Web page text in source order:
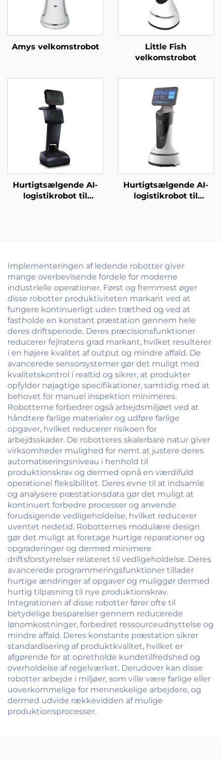
Amys velkomstrobot
Little Fish
velkomstrobot
Hurtigtsælgende AI-
logistikrobot til
Hurtigtsælgende AI-
logistikrobot til
Implementeringen af ledende robotter giver
mange overbevisende fordele for moderne
industrielle operationer. Først og fremmest øger
disse robotter produktiviteten markant ved at
fungere kontinuerligt uden træthed og ved at
fastholde en konstant præstation gennem hele
deres driftsperiode. Deres præcisionsfunktioner
reducerer fejlratens grad markant, hvilket resulterer
i en højere kvalitet af output og mindre affald. De
avancerede sensorsystemer gør det muligt med
kvalitetskontrol i realtid og sikrer, at produkter
opfylder nøjagtige specifikationer, samtidig med at
behovet for manuel inspektion minimeres.
Robotterne forbedrer også arbejdsmiljøet ved at
håndtere farlige materialer og udføre farlige
opgaver, hvilket reducerer risikoen for
arbejdsskader. De robotteres skalerbare natur giver
virksomheder mulighed for nemt at justere deres
automatiseringsniveau i henhold til
produktionskrav og dermed opnå en værdifuld
operationel fleksibilitet. Deres evne til at indsamle
og analysere præstationsdata gør det muligt at
kontinuert forbedre processer og anvende
forudsigende vedligeholdelse, hvilket reducerer
uventet nedetid. Robotternes modulære design
gør det muligt at foretage hurtige reparationer og
opgraderinger og dermed minimere
driftsforstyrrelser relateret til vedligeholdelse. Deres
avancerede programmeringsfunktioner tillader
hurtige ændringer af opgaver og muliggør dermed
hurtig tilpasning til nye produktionskrav.
Integrationen af disse robotter fører ofte til
betydelige besparelser gennem reducerede
lønomkostninger, forbedret ressourceudnyttelse og
mindre affald. Deres konstante præstation sikrer
standardisering af produktkvalitet, hvilket er
afgørende for at opretholde kundetilfredshed og
overholdelse af regelværket. Derudover kan disse
robotter arbejde i miljøer, som ville være farlige eller
uoverkommelige for menneskelige arbejdere, og
dermed udvide rækkevidden af mulige
produktionsprocesser.